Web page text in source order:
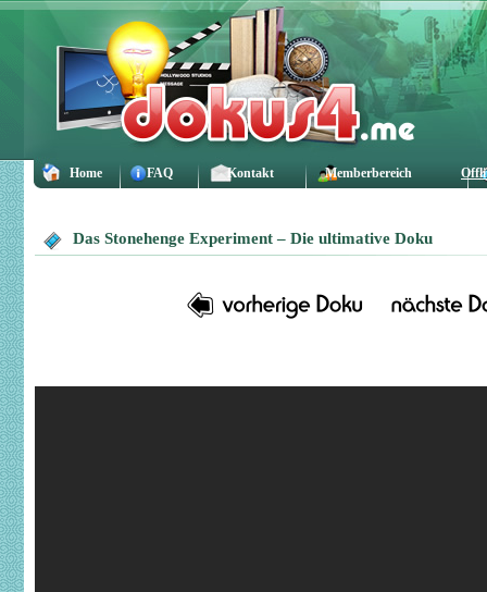
Home FAQ Kontakt Memberbereich
Das Stonehenge Experiment – Die ultimative Doku